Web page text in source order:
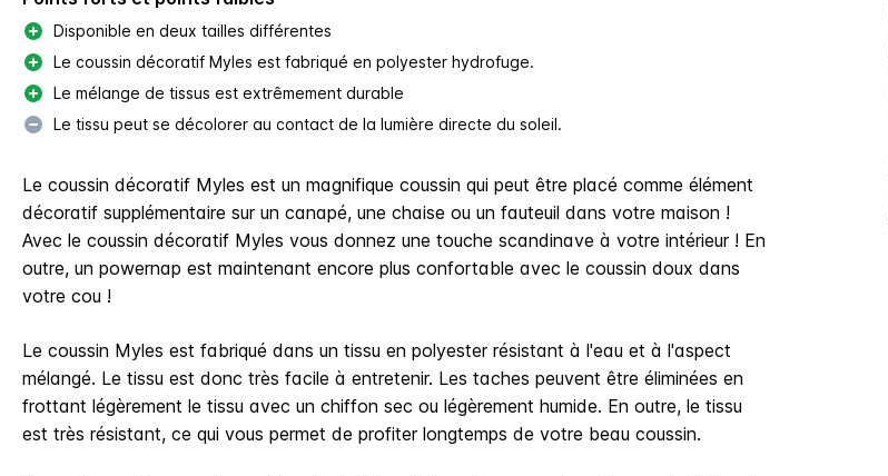
Disponible en deux tailles différentes
Le coussin décoratif Myles est fabriqué en polyester hydrofuge.
Le mélange de tissus est extrêmement durable
Le tissu peut se décolorer au contact de la lumière directe du soleil.
Le coussin décoratif Myles est un magnifique coussin qui peut être placé comme élément
décoratif supplémentaire sur un canapé, une chaise ou un fauteuil dans votre maison !
Avec le coussin décoratif Myles vous donnez une touche scandinave à votre intérieur ! En
outre, un powernap est maintenant encore plus confortable avec le coussin doux dans
votre cou !
Le coussin Myles est fabriqué dans un tissu en polyester résistant à l'eau et à l'aspect
mélangé. Le tissu est donc très facile à entretenir. Les taches peuvent être éliminées en
frottant légèrement le tissu avec un chiffon sec ou légèrement humide. En outre, le tissu
est très résistant, ce qui vous permet de profiter longtemps de votre beau coussin.